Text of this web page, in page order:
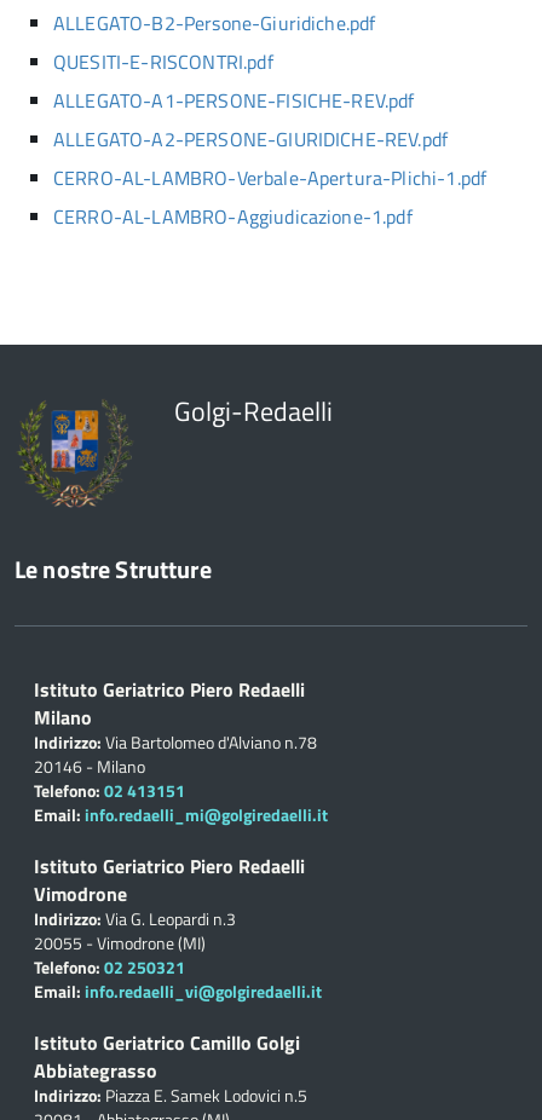
ALLEGATO-B2-Persone-Giuridiche.pdf
QUESITI-E-RISCONTRI.pdf
ALLEGATO-A1-PERSONE-FISICHE-REV.pdf
ALLEGATO-A2-PERSONE-GIURIDICHE-REV.pdf
CERRO-AL-LAMBRO-Verbale-Apertura-Plichi-1.pdf
CERRO-AL-LAMBRO-Aggiudicazione-1.pdf
Golgi-Redaelli
Le nostre Strutture
Istituto Geriatrico Piero Redaelli
Milano
Indirizzo:Via Bartolomeo d'Alviano n.78
20146 - Milano
Telefono:02 413151
Email: info.redaelli_mi@golgiredaelli.it
Istituto Geriatrico Piero Redaelli
Vimodrone
Indirizzo:Via G. Leopardi n.3
20055 - Vimodrone (MI)
Telefono:02 250321
Email: info.redaelli_vi@golgiredaelli.it
Istituto Geriatrico Camillo Golgi
Abbiategrasso
Indirizzo: Piazza E. Samek Lodovici n.5